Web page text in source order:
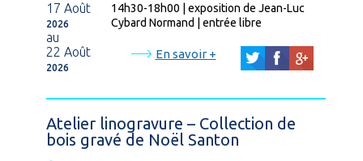
17 Août
2026
au
22 Août
2026
14h30-18h00 | exposition de Jean-Luc
Cybard Normand | entrée libre
En savoir +
Atelier linogravure – Collection de
bois gravé de Noël Santon